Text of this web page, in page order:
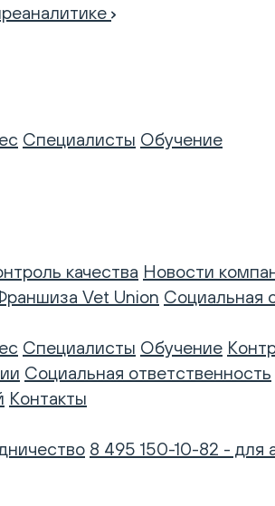
Специалисты Обучение
качества Новости
Vet Union Социальная
Специалисты Обучение
Социальная ответственность
Контакты
8 495 150-10-82 - для